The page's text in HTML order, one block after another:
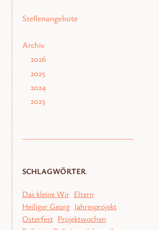
Stellenangebote
Archiv
2026
2025
2024
2023
SCHLAGWÖRTER
Das kleine Wir Eltern
Heiliger Georg Jahresprojekt
Osterfest Projektwochen